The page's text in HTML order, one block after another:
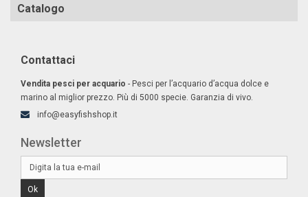
Catalogo
Contattaci
Vendita pesci per acquario - Pesci per l’acquario d’acqua dolce e
marino al miglior prezzo. Più di 5000 specie. Garanzia di vivo.
info@easyfishshop.it
Newsletter
Ok